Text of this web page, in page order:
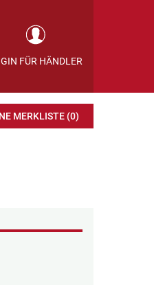
FÜR HÄNDLER
MERKLISTE (0)